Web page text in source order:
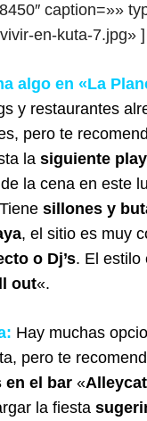
caption=»»
en-kuta-7.jpg» ]
algo en «La
y restaurantes
pero te
la siguiente
la cena en este
sillones y
, el sitio es muy
o Dj’s. El estilo
out«.
Hay muchas
pero te
en el bar «
la fiesta